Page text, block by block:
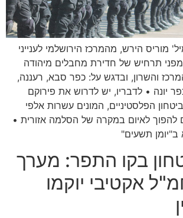
מוריס הירש, מהמרכז הירושלמי לענייני
מפני תרחיש של חדירת מחבלים מיהודה
והשרון, ובדגש על: כפר סבא, רעננה,
יונה • לדבריו, יש לדרוש את פירוקם
הפלסטיניים, המונים עשרות אלפי
להפוך לאיום במקרה של הסלמה אזורית •
ב"יומן תשעים"
בקו התפר: מערך
אקטיבי יוקמו